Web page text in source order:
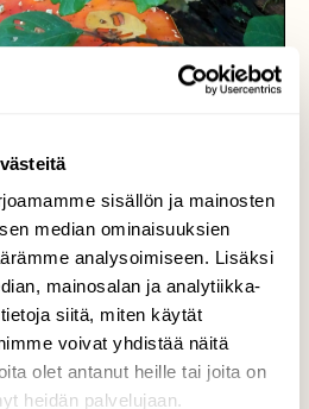
sisällön ja mainosten
median ominaisuuksien
analysoimiseen. Lisäksi
mainosalan ja analytiikka-
siitä, miten käytät
voivat yhdistää näitä
olet antanut heille tai joita on
heidän palvelujaan.